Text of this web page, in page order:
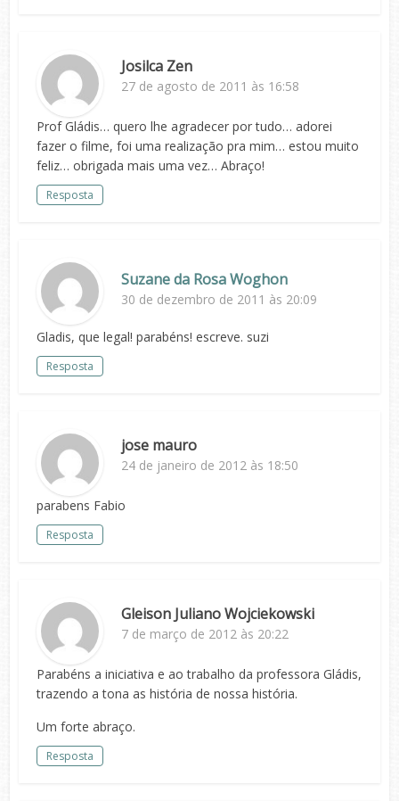
Josilca Zen
27 de agosto de 2011 às 16:58
Prof Gládis… quero lhe agradecer por tudo… adorei
fazer o filme, foi uma realização pra mim… estou muito
feliz… obrigada mais uma vez… Abraço!
Resposta
Suzane da Rosa Woghon
30 de dezembro de 2011 às 20:09
Gladis, que legal! parabéns! escreve. suzi
Resposta
jose mauro
24 de janeiro de 2012 às 18:50
parabens Fabio
Resposta
Gleison Juliano Wojciekowski
7 de março de 2012 às 20:22
Parabéns a iniciativa e ao trabalho da professora Gládis,
trazendo a tona as história de nossa história.
Um forte abraço.
Resposta